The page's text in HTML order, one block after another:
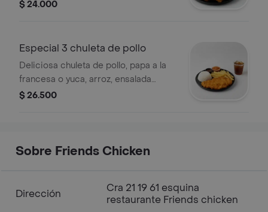
$ 24.000
Especial 3 chuleta de pollo
Deliciosa chuleta de pollo, papa a la
francesa o yuca, arroz, ensalada
coleslaw, té.
$ 26.500
Sobre Friends Chicken
Dirección
Cra 21 19 61 esquina
restaurante Friends chicken